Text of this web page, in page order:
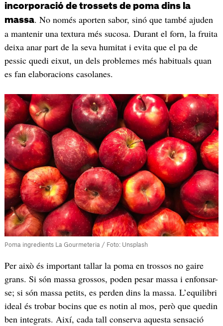
incorporació de trossets de poma dins la
massa. No només aporten sabor, sinó que també ajuden
a mantenir una textura més sucosa. Durant el forn, la fruita
deixa anar part de la seva humitat i evita que el pa de
pessic quedi eixut, un dels problemes més habituals quan
es fan elaboracions casolanes.
Poma ingredients La Gourmeteria / Foto: Unsplash
Per això és important tallar la poma en trossos no gaire
grans. Si són massa grossos, poden pesar massa i enfonsar-
se; si són massa petits, es perden dins la massa. L’equilibri
ideal és trobar bocins que es notin al mos, però que quedin
ben integrats. Així, cada tall conserva aquesta sensació